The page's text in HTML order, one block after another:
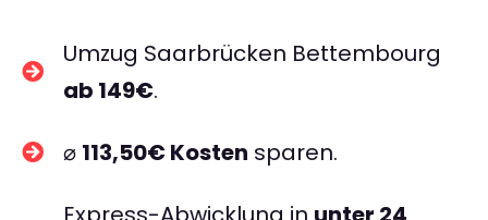
Umzug Saarbrücken Bettembourg
ab 149€.
⌀ 113,50€ Kosten sparen.